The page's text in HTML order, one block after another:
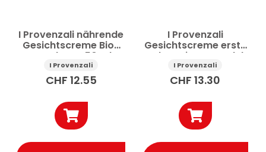
I Provenzali nährende
Gesichtscreme Bio-
Hagebutte 50 ml
I Provenzali
CHF 12.55
I Provenzali
Gesichtscreme erste
Falten Bio-Lavendel
50 ml
I Provenzali
CHF 13.30